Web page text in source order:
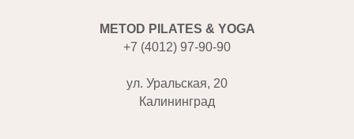
METOD PILATES & YOGA
+7 (4012) 97-90-90
ул. Уральская, 20
Калининград